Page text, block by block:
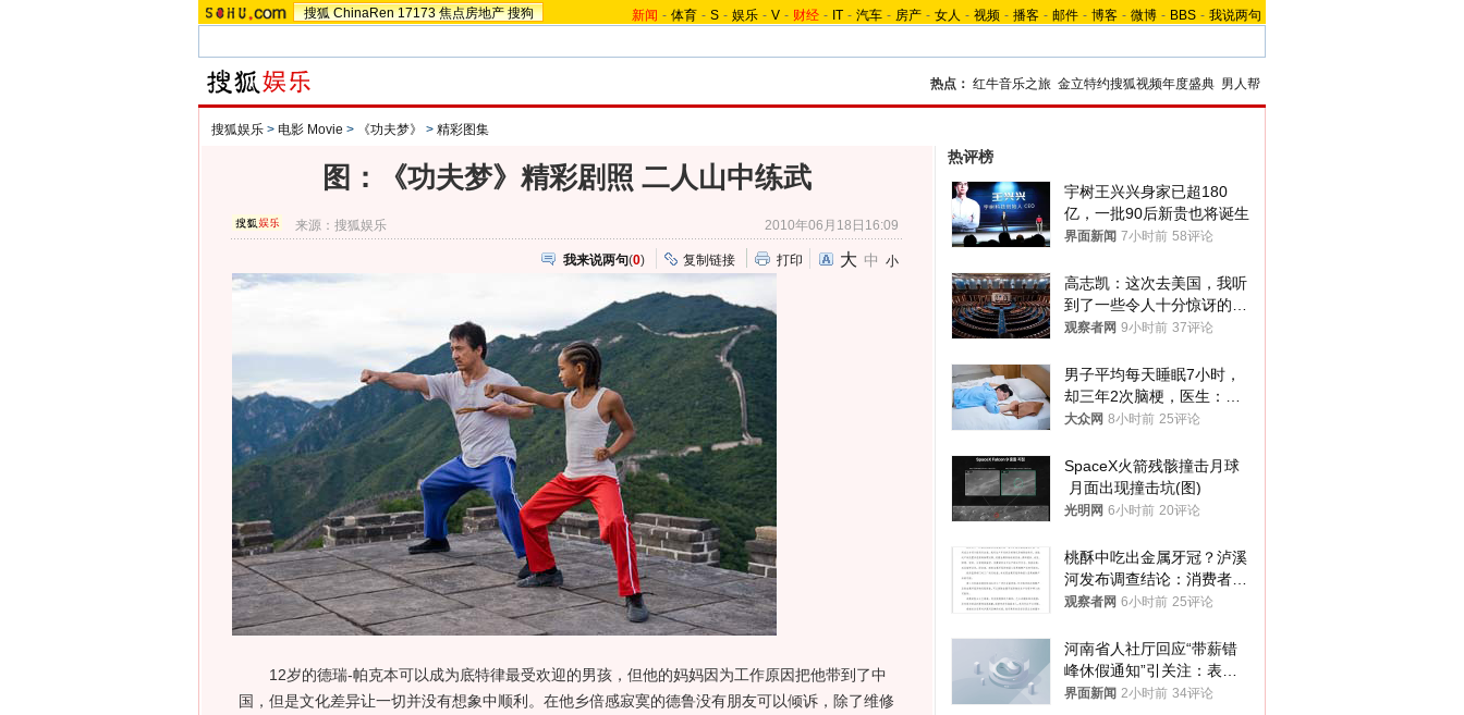
搜狐 ChinaRen 17173 焦点房地产 搜狗 新闻 - 体育 - S - 娱乐 - V - 财经 - IT - 汽车 - 房产 - 女人 - 视频 - 播客 - 邮件 - 博客 - 微博 - BBS - 我说两句
热点： 红牛音乐之旅 金立特约搜狐视频年度盛典 男人帮
搜狐娱乐 > 电影 Movie > 《功夫梦》 > 精彩图集
图：《功夫梦》精彩剧照 二人山中练武
来源：搜狐娱乐 2010年06月18日16:09
我来说两句(0) 复制链接 打印 大 中 小
12岁的德瑞-帕克本可以成为底特律最受欢迎的男孩，但他的妈妈因为工作原因把他带到了中
国，但是文化差异让一切并没有想象中顺利。在他乡倍感寂寞的德鲁没有朋友可以倾诉，除了维修
热评榜
宇树王兴兴身家已超180
亿，一批90后新贵也将诞生
界面新闻 7小时前 58评论
高志凯：这次去美国，我听
到了一些令人十分惊讶的消
息
观察者网 9小时前 37评论
男子平均每天睡眠7小时，
却三年2次脑梗，医生：这
样睡觉更伤身
大众网 8小时前 25评论
SpaceX火箭残骸撞击月球
月面出现撞击坑(图)
光明网 6小时前 20评论
桃酥中吃出金属牙冠？泸溪
河发布调查结论：消费者已
澄清，所发视频情况不属实
观察者网 6小时前 25评论
河南省人社厅回应“带薪错
峰休假通知”引关注：表述
不够准确，待修改后印发
界面新闻 2小时前 34评论